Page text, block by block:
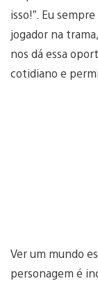
isso!”. Eu
jogador na
nos dá essa
cotidiano e
Ver um mundo
personagem é